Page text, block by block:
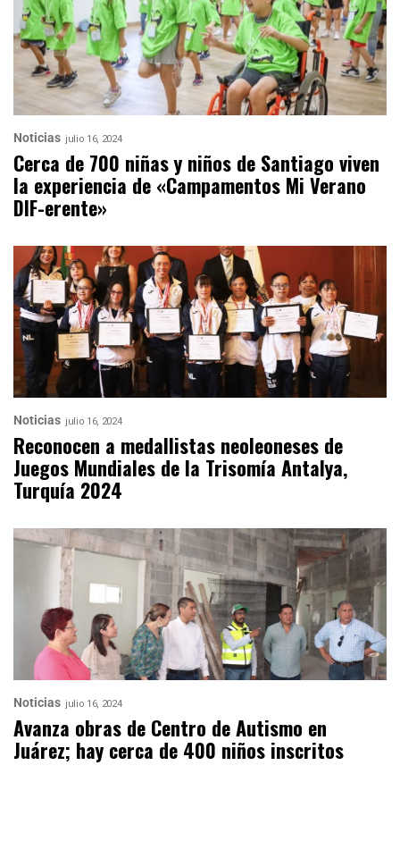
Noticias julio 16, 2024
Cerca de 700 niñas y niños de Santiago viven
la experiencia de «Campamentos Mi Verano
DIF-erente»
Noticias julio 16, 2024
Reconocen a medallistas neoleoneses de
Juegos Mundiales de la Trisomía Antalya,
Turquía 2024
Noticias julio 16, 2024
Avanza obras de Centro de Autismo en
Juárez; hay cerca de 400 niños inscritos